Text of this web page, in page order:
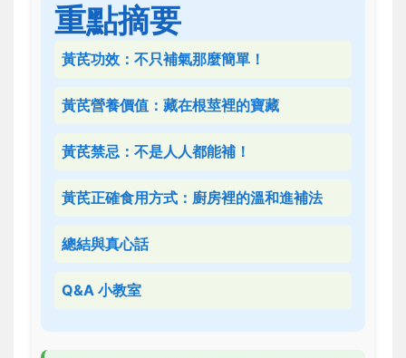
重點摘要
黃芪功效：不只補氣那麼簡單！
黃芪營養價值：藏在根莖裡的寶藏
黃芪禁忌：不是人人都能補！
黃芪正確食用方式：廚房裡的溫和進補法
總結與真心話
Q&A 小教室